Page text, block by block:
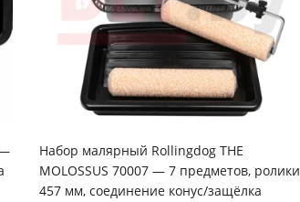
Набор малярный Rollingdog THE
MOLOSSUS 70007 — 7 предметов, ролики
457 мм, соединение конус/защёлка